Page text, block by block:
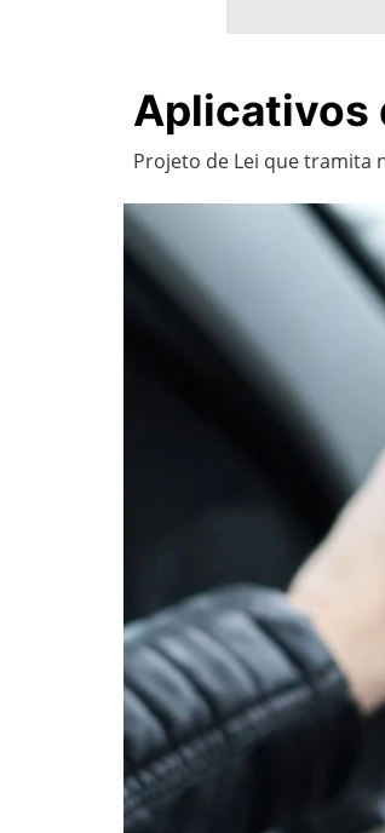
Aplicativos
Projeto de Lei que tramita